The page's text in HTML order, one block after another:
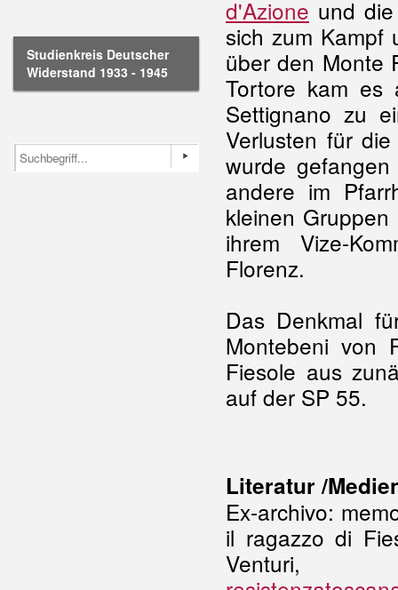
Studienkreis Deutscher
Widerstand 1933 - 1945
d'Azione und
sich zum
über den Monte
Tortore kam
Settignano zu
Verlusten für
wurde
andere im
kleinen
ihrem Vize-
Florenz.
Das Denkmal
Montebeni von
Fiesole aus
auf der SP 55.
Literatur /
Ex-archivo:
il ragazzo di